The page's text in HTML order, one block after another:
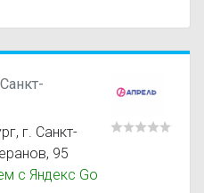
, г. Санкт-
95
с Яндекс Go